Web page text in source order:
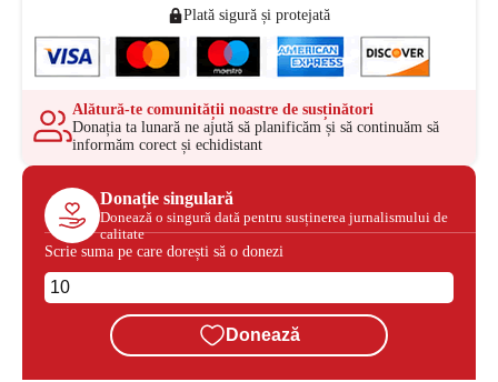
Plată sigură și protejată
Alătură-te comunității noastre de susținători
Donația ta lunară ne ajută să planificăm și să continuăm să
informăm corect și echidistant
Donație singulară
Donează o singură dată pentru susținerea jurnalismului de
calitate
Scrie suma pe care dorești să o donezi
Donează